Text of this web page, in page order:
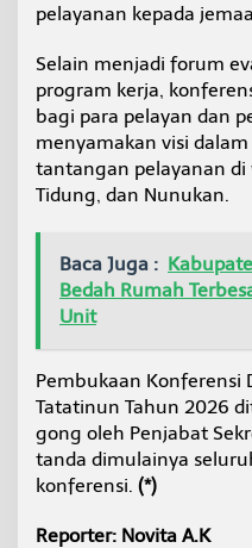
pelayanan kepada
Selain menjadi forum
program kerja,
bagi para pelayan dan
menyamakan visi
tantangan pelayanan di
Tidung, dan Nunukan.
Baca Juga :
Bedah Rumah
Unit
Pembukaan Konferensi
Tatatinun Tahun 2026
gong oleh Penjabat
tanda dimulainya
konferensi. (*)
Reporter: Novita A.K